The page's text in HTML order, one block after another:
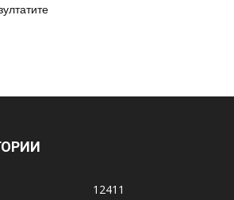
12411